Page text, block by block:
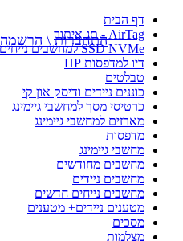
דף הבית
AirTag - תג איתור
SSD NVMe למחשבים נייחים וניידים
דיו למדפסות HP
טבלטים
כוננים ניידים ודיסק און קי
כרטיסי מסך למחשבי גיימינג
מארזים למחשבי גיימינג
מדפסות
מחשבי גיימינג
מחשבים מחודשים
מחשבים ניידים
מחשבים נייחים חדשים
מטענים ניידים+ מטענים
מסכים
מצלמות
התחברות \ הרשמה